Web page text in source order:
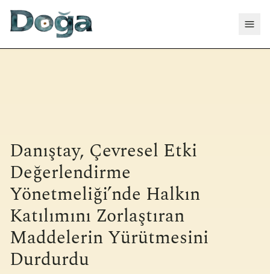
Danıştay, Çevresel Etki
Değerlendirme
Yönetmeliği’nde Halkın
Katılımını Zorlaştıran
Maddelerin Yürütmesini
Durdurdu